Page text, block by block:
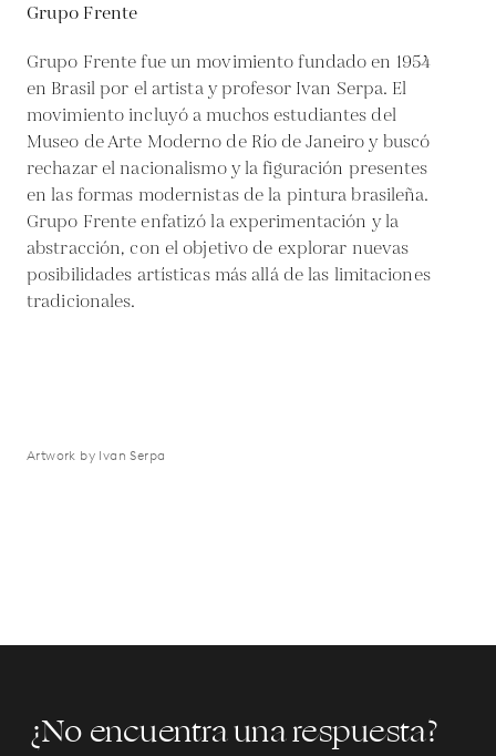
Grupo Frente
Grupo Frente fue un movimiento fundado en 1954
en Brasil por el artista y profesor Ivan Serpa. El
movimiento incluyó a muchos estudiantes del
Museo de Arte Moderno de Río de Janeiro y buscó
rechazar el nacionalismo y la figuración presentes
en las formas modernistas de la pintura brasileña.
Grupo Frente enfatizó la experimentación y la
abstracción, con el objetivo de explorar nuevas
posibilidades artísticas más allá de las limitaciones
tradicionales.
Artwork by Ivan Serpa
¿No encuentra una respuesta?